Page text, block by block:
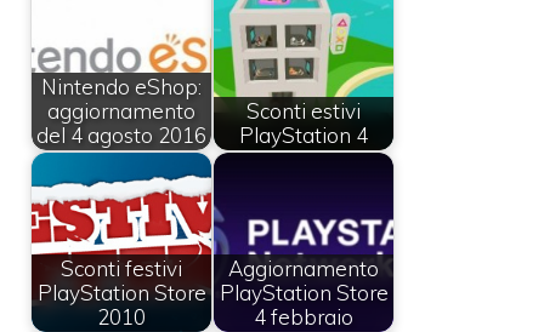
Nintendo eShop:
aggiornamento
del 4 agosto 2016
Sconti estivi
PlayStation 4
Sconti festivi
PlayStation Store
2010
Aggiornamento
PlayStation Store
4 febbraio